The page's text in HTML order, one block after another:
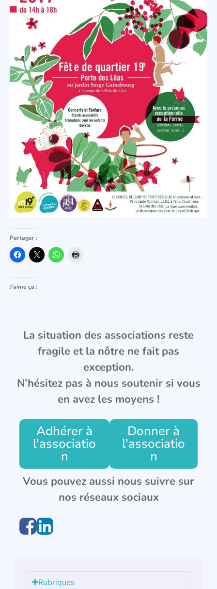
Partager :
J’aime ça :
La situation des associations reste
fragile et la nôtre ne fait pas
exception.
N’hésitez pas à nous soutenir si vous
en avez les moyens !
Adhérer à
l'associatio
n
Donner à
l'associatio
n
Vous pouvez aussi nous suivre sur
nos réseaux sociaux
Rubriques